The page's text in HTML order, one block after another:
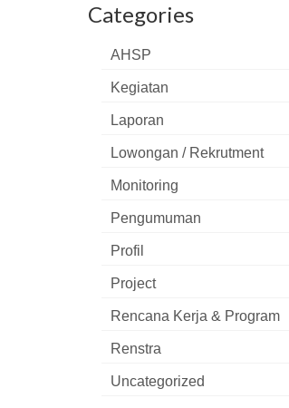
Categories
AHSP
Kegiatan
Laporan
Lowongan / Rekrutment
Monitoring
Pengumuman
Profil
Project
Rencana Kerja & Program
Renstra
Uncategorized